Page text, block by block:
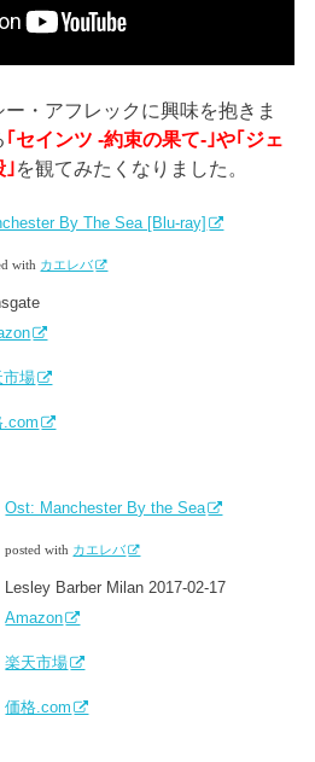
・アフレックに興味を抱きま
｢セインツ -約束の果て-｣や｢ジェ
｣を観てみたくなりました。
By The Sea [Blu-ray]
with カエレバ
市場
.com
Ost: Manchester By the Sea
posted with カエレバ
Lesley Barber Milan 2017-02-17
Amazon
楽天市場
価格.com